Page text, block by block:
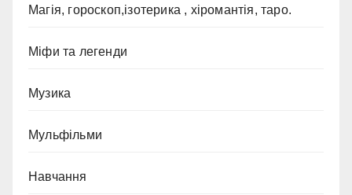
Магія, гороскоп,ізотерика , хіромантія, таро.
Міфи та легенди
Музика
Мульфільми
Навчання